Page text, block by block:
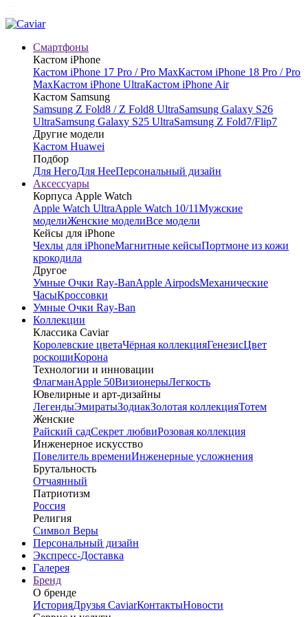
Смартфоны
Кастом iPhone
Кастом iPhone 17 Pro / Pro MaxКастом iPhone 18 Pro / Pro
MaxКастом iPhone UltraКастом iPhone Air
Кастом Samsung
Samsung Z Fold8 / Z Fold8 UltraSamsung Galaxy S26
UltraSamsung Galaxy S25 UltraSamsung Z Fold7/Flip7
Другие модели
Кастом Huawei
Подбор
Для НегоДля НееПерсональный дизайн
Аксессуары
Корпуса Apple Watch
Apple Watch UltraApple Watch 10/11Мужские
моделиЖенские моделиВсе модели
Кейсы для iPhone
Чехлы для iPhoneМагнитные кейсыПортмоне из кожи
крокодила
Другое
Умные Очки Ray-BanApple AirpodsМеханические
ЧасыКроссовки
Умные Очки Ray-Ban
Коллекции
Классика Caviar
Королевские цветаЧёрная коллекцияГенезисЦвет
роскошиКорона
Технологии и инновации
ФлагманApple 50ВизионерыЛегкость
Ювелирные и арт-дизайны
ЛегендыЭмиратыЗодиакЗолотая коллекцияТотем
Женские
Райский садСекрет любвиРозовая коллекция
Инженерное искусство
Повелитель времениИнженерные усложнения
Брутальность
Отчаянный
Патриотизм
Россия
Религия
Символ Веры
Персональный дизайн
Экспресс-Доставка
Галерея
Бренд
О бренде
ИсторияДрузья CaviarКонтактыНовости